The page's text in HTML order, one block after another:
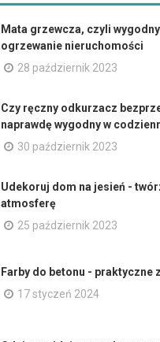
Mata grzewcza, czyli
ogrzewanie nieruchomości
28 październik 2023
Czy ręczny odkurzacz
naprawdę wygodny w
30 październik 2023
Udekoruj dom na jesień -
atmosferę
25 październik 2023
Farby do betonu - praktyczne
17 styczeń 2024